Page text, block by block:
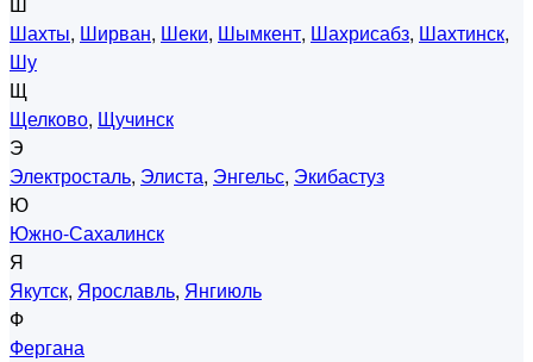
Шахты, Ширван, Шеки, Шымкент, Шахрисабз, Шахтинск,
Шу
Щ
Щелково, Щучинск
Э
Электросталь, Элиста, Энгельс, Экибастуз
Ю
Южно-Сахалинск
Я
Якутск, Ярославль, Янгиюль
Ф
Фергана